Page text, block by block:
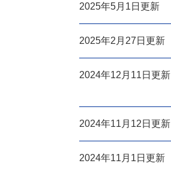
2025年5月1日更新
2025年2月27日更新
2024年12月11日更新
2024年11月12日更新
2024年11月1日更新